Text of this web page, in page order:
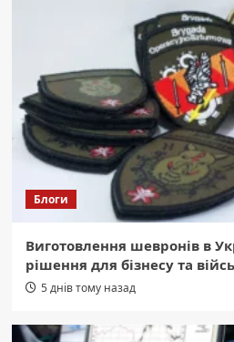
Трагедія на
обірвалося
Кирило
Блоги
Виготовлення шевронів в
рішення для бізнесу та
5 днів тому назад